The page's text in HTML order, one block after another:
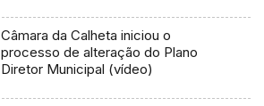
Câmara da Calheta iniciou o
processo de alteração do Plano
Diretor Municipal (vídeo)